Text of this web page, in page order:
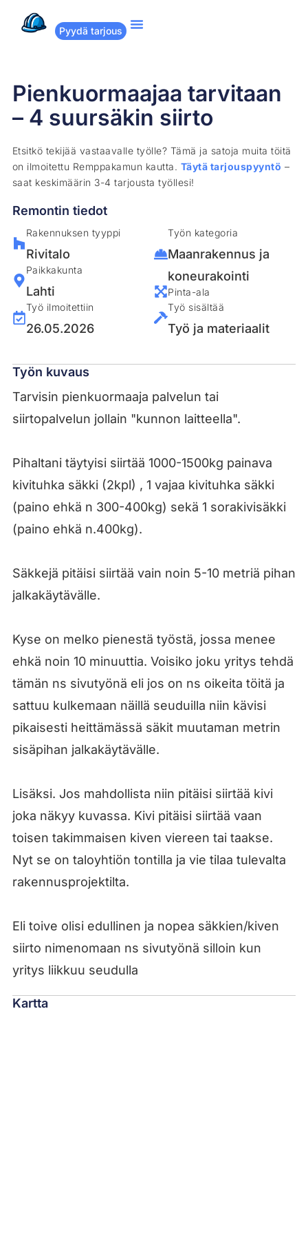
Pyydä tarjous
Pienkuormaajaa tarvitaan
– 4 suursäkin siirto
Etsitkö tekijää vastaavalle työlle? Tämä ja satoja muita töitä
on ilmoitettu Remppakamun kautta. Täytä tarjouspyyntö –
saat keskimäärin 3-4 tarjousta työllesi!
Remontin tiedot
Rakennuksen tyyppi
Rivitalo
Paikkakunta
Lahti
Työ ilmoitettiin
26.05.2026
Työn kategoria
Maanrakennus ja
koneurakointi
Pinta-ala
Työ sisältää
Työ ja materiaalit
Työn kuvaus
Tarvisin pienkuormaaja palvelun tai
siirtopalvelun jollain "kunnon laitteella".
Pihaltani täytyisi siirtää 1000-1500kg painava
kivituhka säkki (2kpl) , 1 vajaa kivituhka säkki
(paino ehkä n 300-400kg) sekä 1 sorakivisäkki
(paino ehkä n.400kg).
Säkkejä pitäisi siirtää vain noin 5-10 metriä pihan
jalkakäytävälle.
Kyse on melko pienestä työstä, jossa menee
ehkä noin 10 minuuttia. Voisiko joku yritys tehdä
tämän ns sivutyönä eli jos on ns oikeita töitä ja
sattuu kulkemaan näillä seuduilla niin kävisi
pikaisesti heittämässä säkit muutaman metrin
sisäpihan jalkakäytävälle.
Lisäksi. Jos mahdollista niin pitäisi siirtää kivi
joka näkyy kuvassa. Kivi pitäisi siirtää vaan
toisen takimmaisen kiven viereen tai taakse.
Nyt se on taloyhtiön tontilla ja vie tilaa tulevalta
rakennusprojektilta.
Eli toive olisi edullinen ja nopea säkkien/kiven
siirto nimenomaan ns sivutyönä silloin kun
yritys liikkuu seudulla
Kartta